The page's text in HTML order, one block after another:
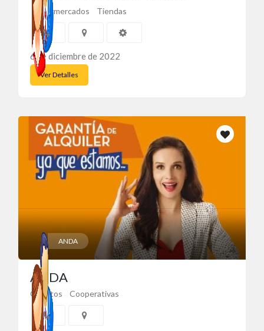
Supermercados
Tiendas
6 de diciembre de 2022
Ver Detalles
ANDA
ANDA
Créditos Cooperativas